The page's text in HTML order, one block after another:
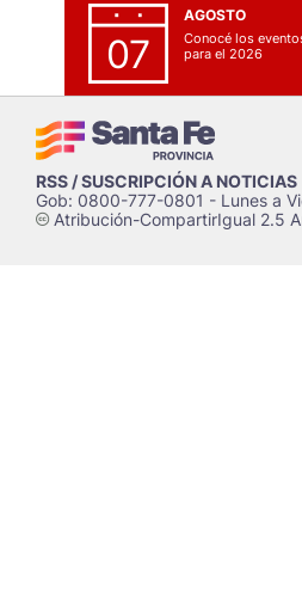
07
AGOSTO
Conocé los
para el 2026
RSS / SUSCRIPCIÓN A NOTICIAS
Gob: 0800-777-0801 - Lunes a
cAtribución-CompartirIgual 2.5